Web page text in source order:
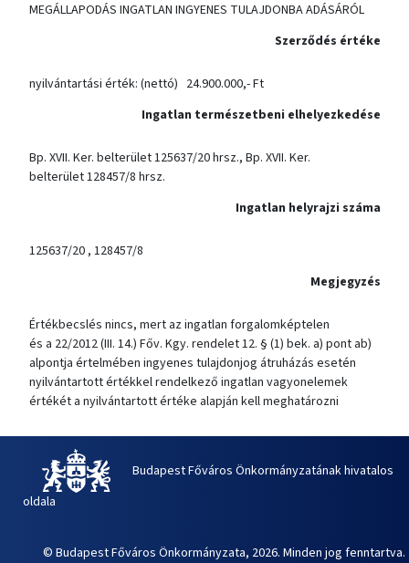
MEGÁLLAPODÁS INGATLAN INGYENES TULAJDONBA ADÁSÁRÓL
Szerződés értéke
nyilvántartási érték: (nettó) 24.900.000,- Ft
Ingatlan természetbeni elhelyezkedése
Bp. XVII. Ker. belterület 125637/20 hrsz., Bp. XVII. Ker.
belterület 128457/8 hrsz.
Ingatlan helyrajzi száma
125637/20 , 128457/8
Megjegyzés
Értékbecslés nincs, mert az ingatlan forgalomképtelen
és a 22/2012 (III. 14.) Főv. Kgy. rendelet 12. § (1) bek. a) pont ab)
alpontja értelmében ingyenes tulajdonjog átruházás esetén
nyilvántartott értékkel rendelkező ingatlan vagyonelemek
értékét a nyilvántartott értéke alapján kell meghatározni​
Budapest Főváros Önkormányzatának hivatalos
oldala
© Budapest Főváros Önkormányzata, 2026. Minden jog fenntartva.